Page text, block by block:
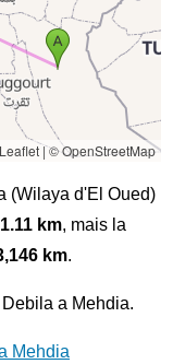
Leaflet|© OpenStreetMap
(Wilaya d'El Oued)
km, mais la
km.
a Mehdia.
Mehdia